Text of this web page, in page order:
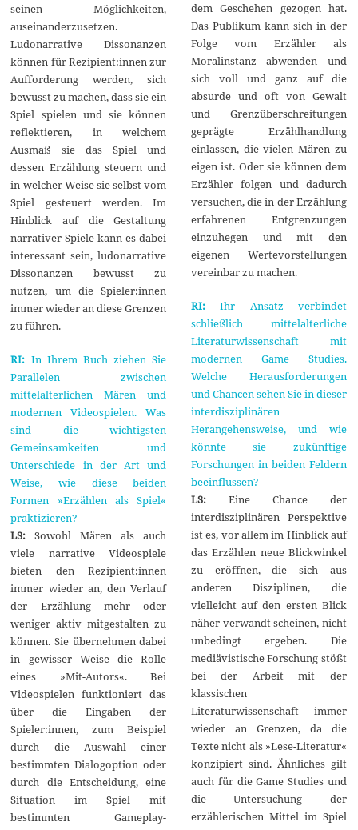
seinen Möglichkeiten,
auseinanderzusetzen.
Ludonarrative Dissonanzen
können für Rezipient:innen zur
Aufforderung werden, sich
bewusst zu machen, dass sie ein
Spiel spielen und sie können
reflektieren, in welchem
Ausmaß sie das Spiel und
dessen Erzählung steuern und
in welcher Weise sie selbst vom
Spiel gesteuert werden. Im
Hinblick auf die Gestaltung
narrativer Spiele kann es dabei
interessant sein, ludonarrative
Dissonanzen bewusst zu
nutzen, um die Spieler:innen
immer wieder an diese Grenzen
zu führen.
RI: In Ihrem Buch ziehen Sie
Parallelen zwischen
mittelalterlichen Mären und
modernen Videospielen. Was
sind die wichtigsten
Gemeinsamkeiten und
Unterschiede in der Art und
Weise, wie diese beiden
Formen »Erzählen als Spiel«
praktizieren?
LS: Sowohl Mären als auch
viele narrative Videospiele
bieten den Rezipient:innen
immer wieder an, den Verlauf
der Erzählung mehr oder
weniger aktiv mitgestalten zu
können. Sie übernehmen dabei
in gewisser Weise die Rolle
eines »Mit-Autors«. Bei
Videospielen funktioniert das
über die Eingaben der
Spieler:innen, zum Beispiel
durch die Auswahl einer
bestimmten Dialogoption oder
durch die Entscheidung, eine
Situation im Spiel mit
bestimmten Gameplay-
dem Geschehen gezogen hat.
Das Publikum kann sich in der
Folge vom Erzähler als
Moralinstanz abwenden und
sich voll und ganz auf die
absurde und oft von Gewalt
und Grenzüberschreitungen
geprägte Erzählhandlung
einlassen, die vielen Mären zu
eigen ist. Oder sie können dem
Erzähler folgen und dadurch
versuchen, die in der Erzählung
erfahrenen Entgrenzungen
einzuhegen und mit den
eigenen Wertevorstellungen
vereinbar zu machen.
RI:Ihr Ansatz verbindet
schließlich mittelalterliche
Literaturwissenschaft mit
modernen Game Studies.
Welche Herausforderungen
und Chancen sehen Sie in dieser
interdisziplinären
Herangehensweise, und wie
könnte sie zukünftige
Forschungen in beiden Feldern
beeinflussen?
LS:Eine Chance der
interdisziplinären Perspektive
ist es, vor allem im Hinblick auf
das Erzählen neue Blickwinkel
zu eröffnen, die sich aus
anderen Disziplinen, die
vielleicht auf den ersten Blick
näher verwandt scheinen, nicht
unbedingt ergeben. Die
mediävistische Forschung stößt
bei der Arbeit mit der
klassischen
Literaturwissenschaft immer
wieder an Grenzen, da die
Texte nicht als »Lese-Literatur«
konzipiert sind. Ähnliches gilt
auch für die Game Studies und
die Untersuchung der
erzählerischen Mittel im Spiel